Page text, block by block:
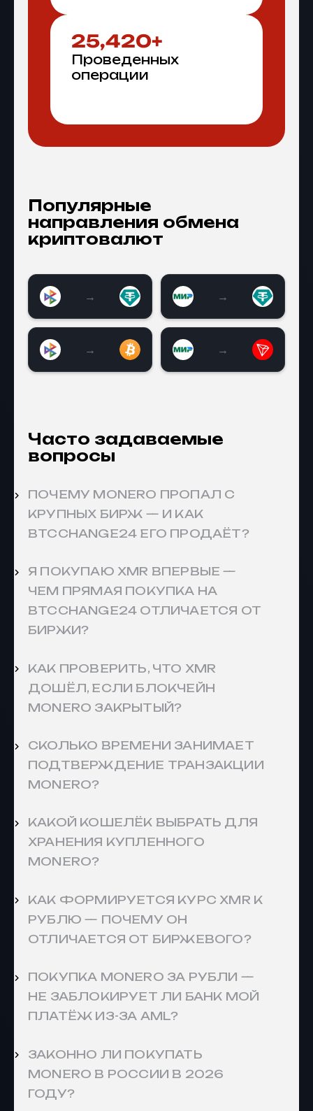
25,420+
Проведенных
операции
Популярные
направления обмена
криптовалют
→ →
→ →
Часто задаваемые
вопросы
ПОЧЕМУ MONERO ПРОПАЛ С
КРУПНЫХ БИРЖ — И КАК
BTCCHANGE24 ЕГО ПРОДАЁТ?
Я ПОКУПАЮ XMR ВПЕРВЫЕ —
ЧЕМ ПРЯМАЯ ПОКУПКА НА
BTCCHANGE24 ОТЛИЧАЕТСЯ ОТ
БИРЖИ?
КАК ПРОВЕРИТЬ, ЧТО XMR
ДОШЁЛ, ЕСЛИ БЛОКЧЕЙН
MONERO ЗАКРЫТЫЙ?
СКОЛЬКО ВРЕМЕНИ ЗАНИМАЕТ
ПОДТВЕРЖДЕНИЕ ТРАНЗАКЦИИ
MONERO?
КАКОЙ КОШЕЛЁК ВЫБРАТЬ ДЛЯ
ХРАНЕНИЯ КУПЛЕННОГО
MONERO?
КАК ФОРМИРУЕТСЯ КУРС XMR К
РУБЛЮ — ПОЧЕМУ ОН
ОТЛИЧАЕТСЯ ОТ БИРЖЕВОГО?
ПОКУПКА MONERO ЗА РУБЛИ —
НЕ ЗАБЛОКИРУЕТ ЛИ БАНК МОЙ
ПЛАТЁЖ ИЗ-ЗА AML?
ЗАКОННО ЛИ ПОКУПАТЬ
MONERO В РОССИИ В 2026
ГОДУ?